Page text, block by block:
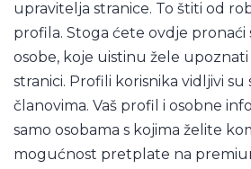
upravitelja stranice. To štiti od
profila. Stoga ćete ovdje pronaći
osobe, koje uistinu žele
stranici. Profili korisnika vidljivi
članovima. Vaš profil i osobne
samo osobama s kojima želite
mogućnost pretplate na